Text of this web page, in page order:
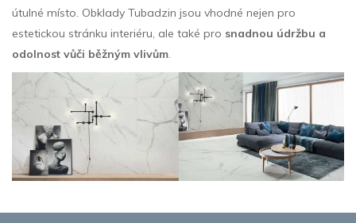
útulné místo. Obklady Tubadzin jsou vhodné nejen pro
estetickou stránku interiéru, ale také pro snadnou údržbu a
odolnost vůči běžným vlivům.